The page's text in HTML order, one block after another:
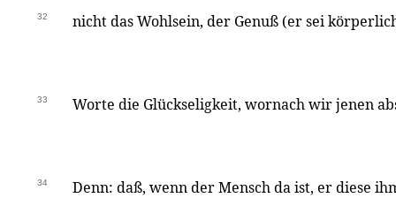
32 nicht das Wohlsein, der Genuß (er sei
33 Worte die Glückseligkeit, wornach wir jenen
34 Denn: daß, wenn der Mensch da ist, er diese